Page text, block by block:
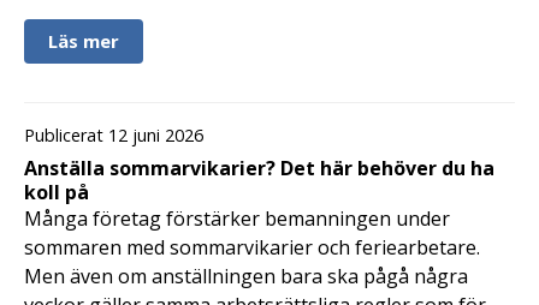
Läs mer
Publicerat 12 juni 2026
Anställa sommarvikarier? Det här behöver du ha
koll på
Många företag förstärker bemanningen under
sommaren med sommarvikarier och feriearbetare.
Men även om anställningen bara ska pågå några